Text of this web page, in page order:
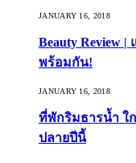
JANUARY 16, 2018
Beauty Review
พร้อมกัน!
JANUARY 16, 2018
ที่พักริมธารน้ำ ใ
ปลายปีนี้